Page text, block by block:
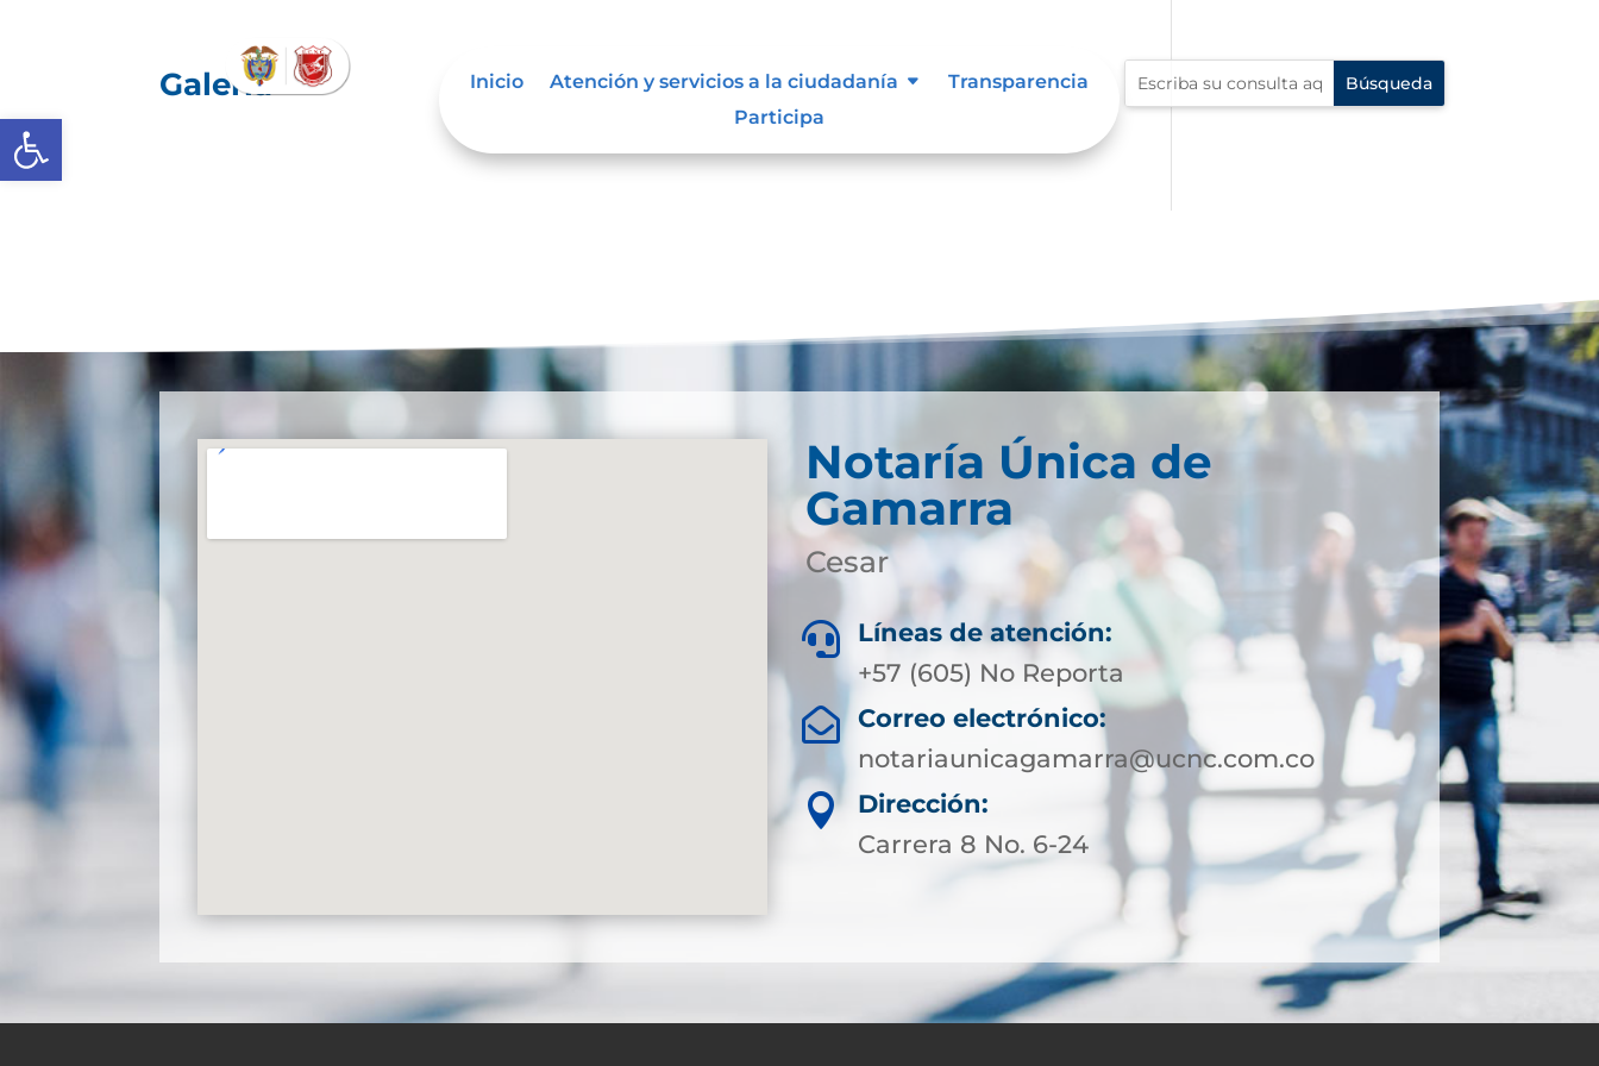
Abrir barra de herramientas
Inicio Atención y servicios a la ciudadanía
Transparencia
Participa
Galería
Notaría Única de
Gamarra
Cesar

Líneas de atención:
+57 (605) No Reporta

Correo electrónico:
notariaunicagamarra@ucnc.com.co

Dirección:
Carrera 8 No. 6-24